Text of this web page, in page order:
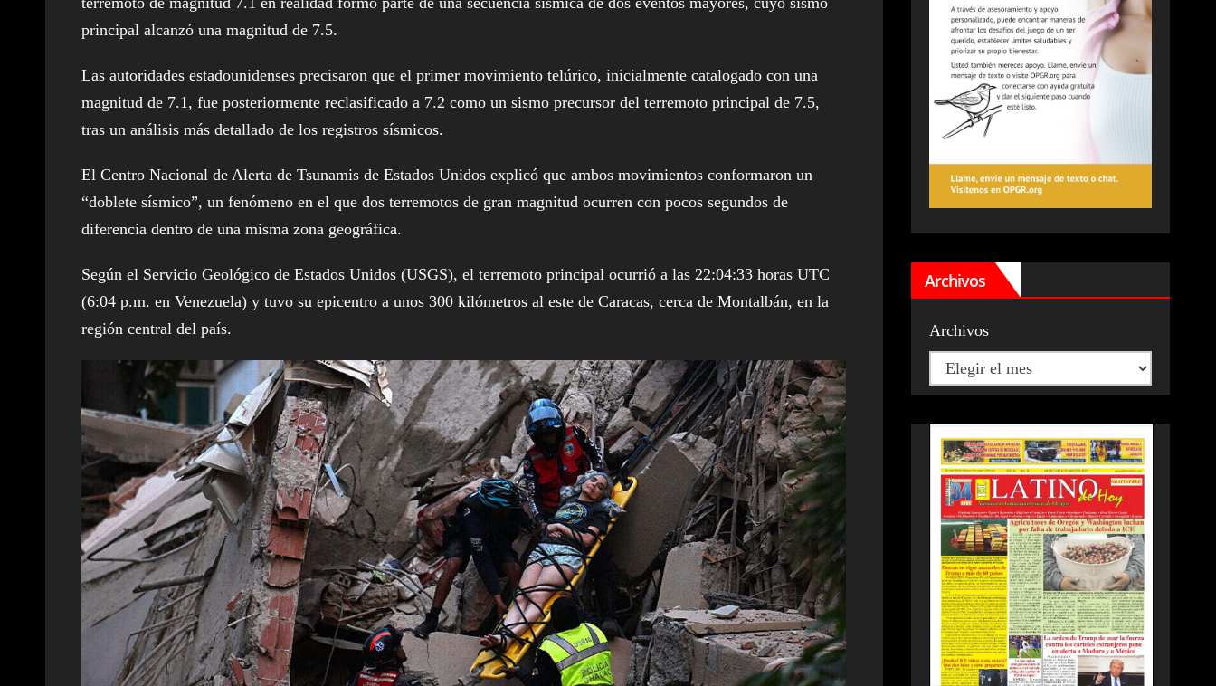
principal alcanzó una magnitud de 7.5.
Las autoridades estadounidenses precisaron que el primer movimiento telúrico, inicialmente catalogado con una
magnitud de 7.1, fue posteriormente reclasificado a 7.2 como un sismo precursor del terremoto principal de 7.5,
tras un análisis más detallado de los registros sísmicos.
El Centro Nacional de Alerta de Tsunamis de Estados Unidos explicó que ambos movimientos conformaron un
“doblete sísmico”, un fenómeno en el que dos terremotos de gran magnitud ocurren con pocos segundos de
diferencia dentro de una misma zona geográfica.
Según el Servicio Geológico de Estados Unidos (USGS), el terremoto principal ocurrió a las 22:04:33 horas UTC
(6:04 p.m. en Venezuela) y tuvo su epicentro a unos 300 kilómetros al este de Caracas, cerca de Montalbán, en la
región central del país.
Archivos
Archivos